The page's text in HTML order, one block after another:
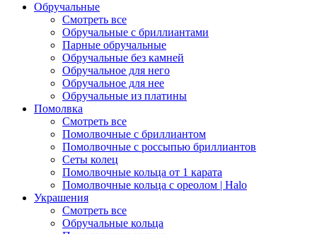
Обручальные
Смотреть все
Обручальные с бриллиантами
Парные обручальные
Обручальные без камней
Обручальное для него
Обручальное для нее
Обручальные из платины
Помолвка
Смотреть все
Помолвочные с бриллиантом
Помолвочные с россыпью бриллиантов
Сеты колец
Помолвочные кольца от 1 карата
Помолвочные кольца с ореолом | Halo
Украшения
Смотреть все
Обручальные кольца